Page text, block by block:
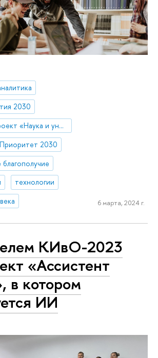
2030
Национальный проект «Наука и университеты»
Приоритет 2030
технологии
6 марта, 2024 г.
КИвО-2023
«Ассистент
в котором
ИИ